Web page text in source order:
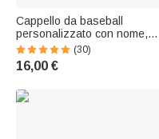
Cappello da baseball
personalizzato con nome,
personaggio animato a
- Regalo di compleanno per
amici appassionati di cavalli
(30)
16,00 €